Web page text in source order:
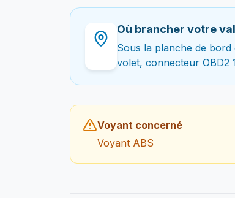
Où brancher votre
Sous la planche de
volet, connecteur OBD2
Voyant concerné
Voyant ABS